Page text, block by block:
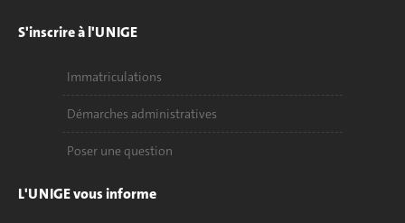
S'inscrire à l'UNIGE
Immatriculations
Démarches administratives
Poser une question
L'UNIGE vous informe